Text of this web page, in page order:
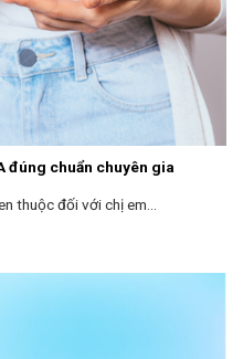
đúng chuẩn chuyên gia
thuộc đối với chị em...